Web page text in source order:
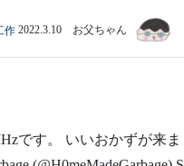
作 2022.3.10 お父ちゃん
です。 いいおかずが来ま